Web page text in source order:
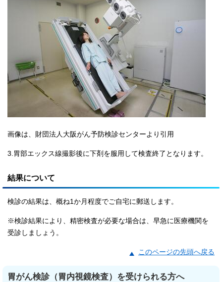
画像は、財団法人大阪がん予防検診センターより引用
3.胃部エックス線撮影後に下剤を服用して検査終了となります。
結果について
検診の結果は、概ね1か月程度でご自宅に郵送します。
※検診結果により、精密検査が必要な場合は、早急に医療機関を
受診しましょう。
このページの先頭へ戻る
胃がん検診（胃内視鏡検査）を受けられる方へ